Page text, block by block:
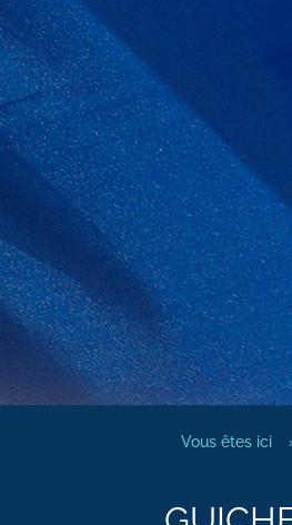
Vous êtes ici